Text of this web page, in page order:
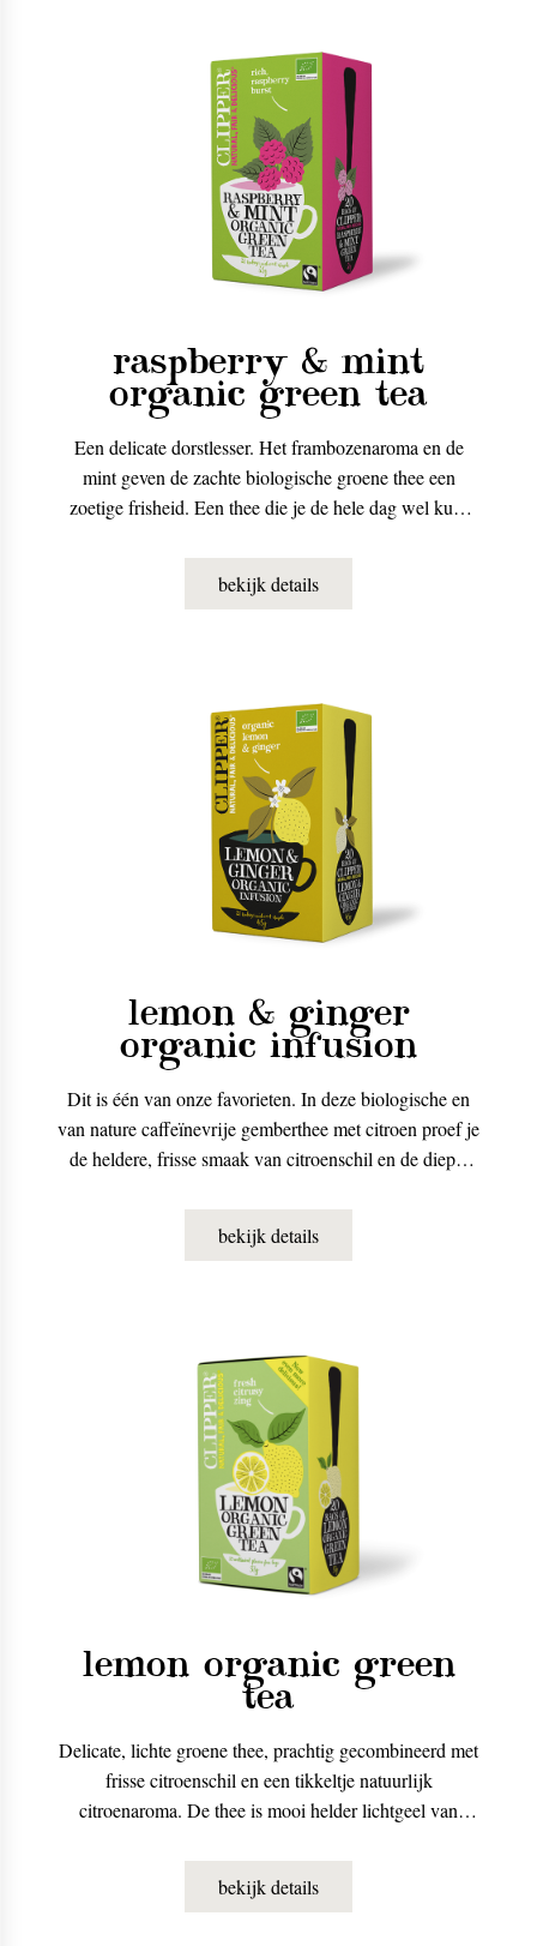
raspberry & mint
organic green tea
Een delicate dorstlesser. Het frambozenaroma en de
mint geven de zachte biologische groene thee een
zoetige frisheid. Een thee die je de hele dag wel kunt
bekijk details
lemon & ginger
organic infusion
Dit is één van onze favorieten. In deze biologische en
van nature caffeïnevrije gemberthee met citroen proef je
de heldere, frisse smaak van citroenschil en de diepe,
bekijk details
lemon organic green
tea
Delicate, lichte groene thee, prachtig gecombineerd met
frisse citroenschil en een tikkeltje natuurlijk
citroenaroma. De thee is mooi helder lichtgeel van
blokje ijs wordt ie lekker pittig en fris.
bekijk details